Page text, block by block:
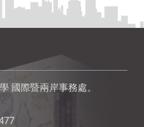
國際暨兩岸事務處。